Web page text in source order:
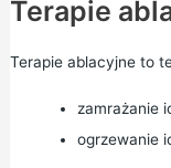
Terapie
Terapie ablacyjne to
zamrażanie
ogrzewanie